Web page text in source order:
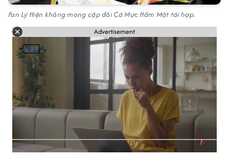
Fan Lý Hiện không mong cặp đôi Cá Mực Hầm Mật tái hợp.
Advertisement